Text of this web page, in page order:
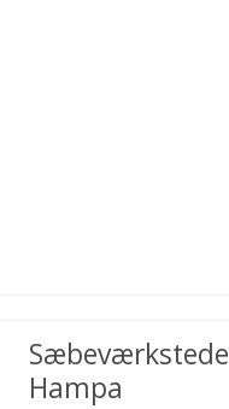
Hampa